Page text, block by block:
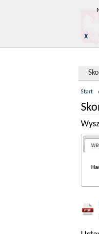
Start
X